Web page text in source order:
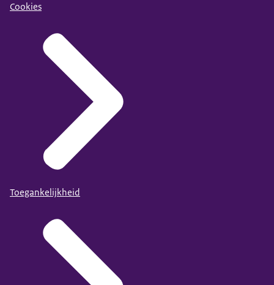
Cookies
Toegankelijkheid